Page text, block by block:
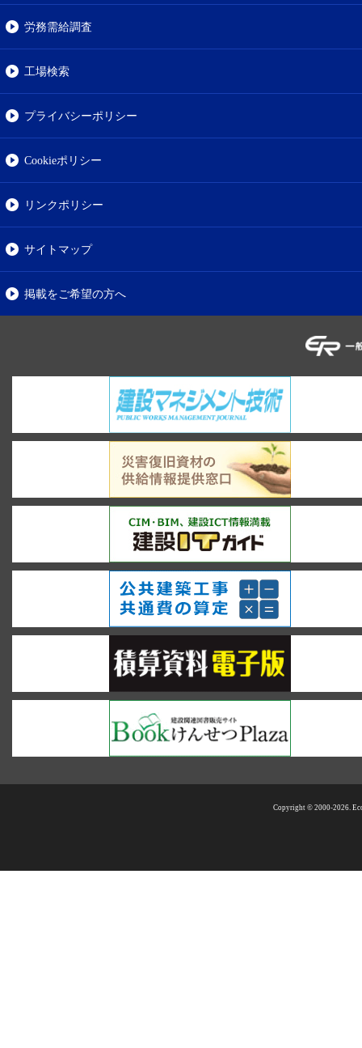
労務需給調査
工場検索
プライバシーポリシー
Cookieポリシー
リンクポリシー
サイトマップ
掲載をご希望の方へ
Copyright © 2000-2026.